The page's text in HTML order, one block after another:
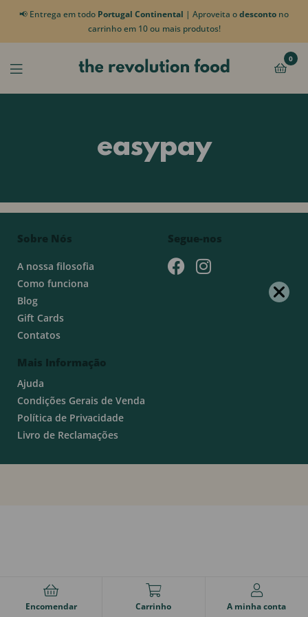
📢 Entrega em todo Portugal Continental | Aproveita odesconto no
carrinho em 10 ou mais produtos!
0
easypay
Sobre Nós
A nossa filosofia
Como funciona
Blog
Gift Cards
Contatos
Mais Informação
Ajuda
Condições Gerais de Venda
Política de Privacidade
Livro de Reclamações
Segue-nos
Encomendar Carrinho A minha conta